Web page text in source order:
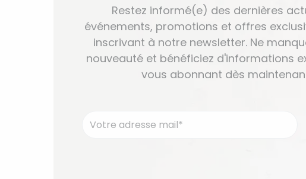
Restez informé(e) des dernières
événements, promotions et offres
inscrivant à notre newsletter. Ne
nouveauté et bénéficiez d'informations
vous abonnant dès